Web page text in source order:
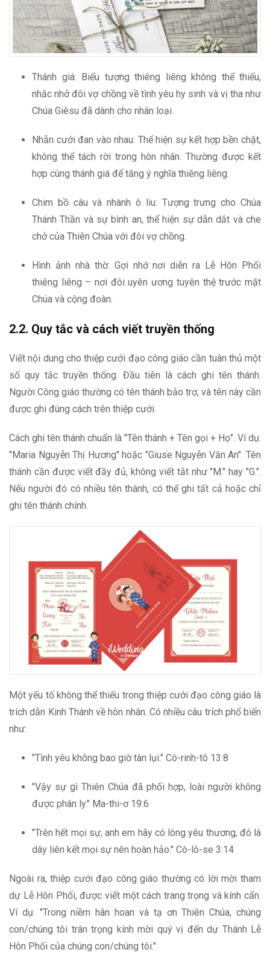
Thánh giá: Biểu tượng thiêng liêng không thể thiếu,
nhắc nhở đôi vợ chồng về tình yêu hy sinh và vị tha như
Chúa Giêsu đã dành cho nhân loại.
Nhẫn cưới đan vào nhau: Thể hiện sự kết hợp bền chặt,
không thể tách rời trong hôn nhân. Thường được kết
hợp cùng thánh giá để tăng ý nghĩa thiêng liêng.
Chim bồ câu và nhành ô liu: Tượng trưng cho Chúa
Thánh Thần và sự bình an, thể hiện sự dẫn dắt và che
chở của Thiên Chúa với đôi vợ chồng.
Hình ảnh nhà thờ: Gợi nhớ nơi diễn ra Lễ Hôn Phối
thiêng liêng – nơi đôi uyên ương tuyên thệ trước mặt
Chúa và cộng đoàn.
2.2. Quy tắc và cách viết truyền thống
Viết nội dung cho thiệp cưới đạo công giáo cần tuân thủ một
số quy tắc truyền thống. Đầu tiên là cách ghi tên thánh.
Người Công giáo thường có tên thánh bảo trợ, và tên này cần
được ghi đúng cách trên thiệp cưới.
Cách ghi tên thánh chuẩn là "Tên thánh + Tên gọi + Họ". Ví dụ:
"Maria Nguyễn Thị Hương" hoặc "Giuse Nguyễn Văn An". Tên
thánh cần được viết đầy đủ, không viết tắt như "M." hay "G.".
Nếu người đó có nhiều tên thánh, có thể ghi tất cả hoặc chỉ
ghi tên thánh chính.
Một yếu tố không thể thiếu trong thiệp cưới đạo công giáo là
trích dẫn Kinh Thánh về hôn nhân. Có nhiều câu trích phổ biến
như:
"Tình yêu không bao giờ tàn lụi." Cô-rinh-tô 13:8
"Vậy sự gì Thiên Chúa đã phối hợp, loài người không
được phân ly." Ma-thi-ơ 19:6
"Trên hết mọi sự, anh em hãy có lòng yêu thương, đó là
dây liên kết mọi sự nên hoàn hảo." Cô-lô-se 3:14
Ngoài ra, thiệp cưới đạo công giáo thường có lời mời tham
dự Lễ Hôn Phối, được viết một cách trang trọng và kính cẩn.
Ví dụ: "Trong niềm hân hoan và tạ ơn Thiên Chúa, chúng
con/chúng tôi trân trọng kính mời quý vị đến dự Thánh Lễ
Hôn Phối của chúng con/chúng tôi."